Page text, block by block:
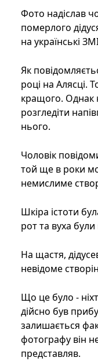
Фото надіслав
померлого
на українські
Як
році на Алясці.
кращого. Однак
розгледіти
нього.
Чоловік
той ще в роки
немислиме
Шкіра істоти
рот та вуха були
На щастя,
невідоме
Що це було -
дійсно був
залишається
фотографу він
представляв.